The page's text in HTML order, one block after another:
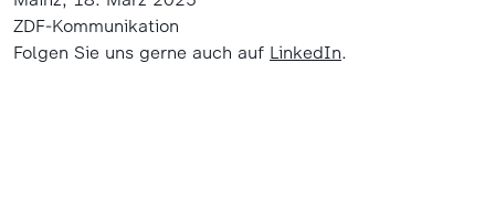
ZDF-Kommunikation
Folgen Sie uns gerne auch auf LinkedIn.